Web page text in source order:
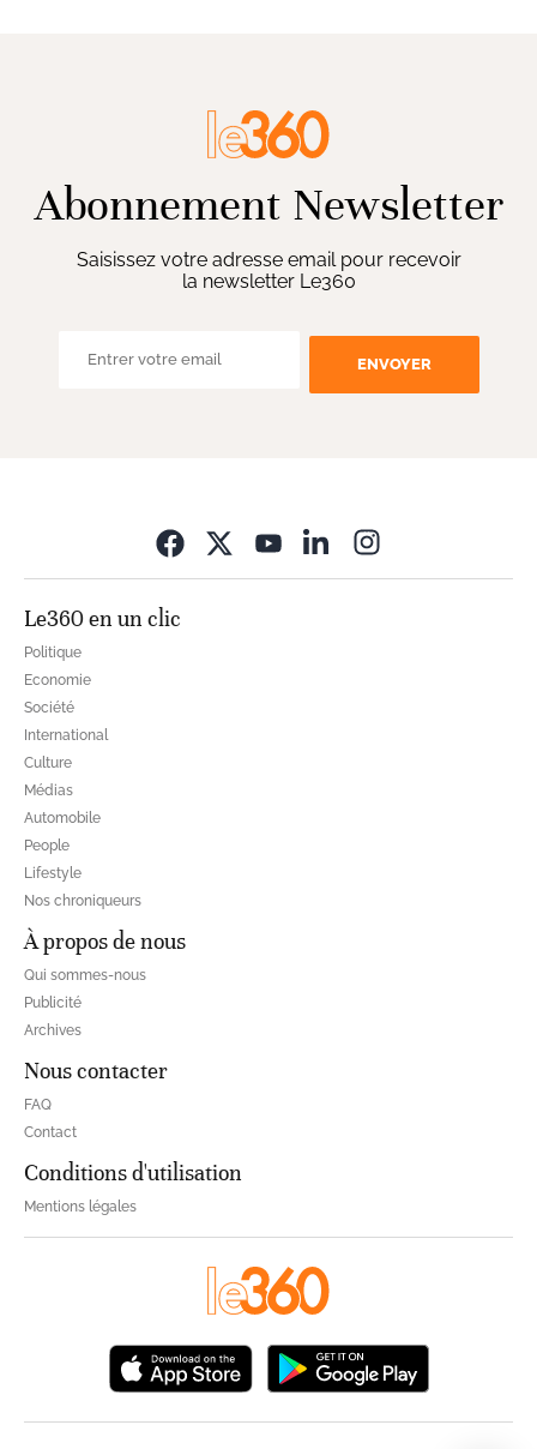
Abonnement Newsletter
Saisissez votre adresse email pour recevoir
la newsletter Le360
ENVOYER
Le360 en un clic
Politique
Economie
Société
International
Culture
Médias
Automobile
People
Lifestyle
Nos chroniqueurs
À propos de nous
Qui sommes-nous
Publicité
Archives
Nous contacter
FAQ
Contact
Conditions d'utilisation
Mentions légales